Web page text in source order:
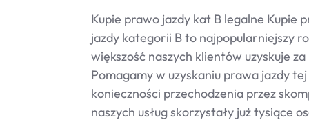
Kupie prawo jazdy kat B legalne Kupie
jazdy kategorii B to najpopularniejszy
większość naszych klientów uzyskuje
Pomagamy w uzyskaniu prawa jazdy
konieczności przechodzenia przez
naszych usług skorzystały już tysiące